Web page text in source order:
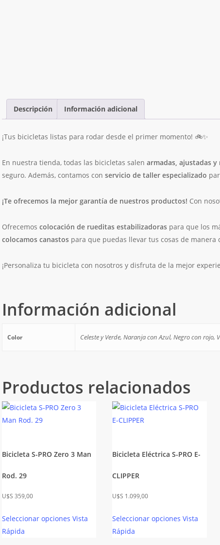
Descripción Información adicional
¡Tus bicicletas listas para rodar desde el primer momento! 🚲✨
En nuestra tienda, todas las bicicletas salen armadas, ajustadas y
seguro. Además, contamos con servicio de taller especializado
¡Te ofrecemos la mejor garantía de nuestros productos! Con
Ofrecemos colocación de rueditas estabilizadoras para que los
colocamos canastos para que puedas llevar tus cosas de manera
¡Personaliza tu bicicleta con nosotros y disfruta de la mejor
Información adicional
Color Celeste y Verde, Naranja con Azul, Negro con rojo,
Productos relacionados
Bicicleta S-PRO Zero 3 Man
Rod. 29
$ 359,00
Seleccionar opciones Vista
Rápida
Bicicleta Eléctrica S-PRO E-
CLIPPER
$ 1.099,00
Seleccionar opciones Vista
Rápida